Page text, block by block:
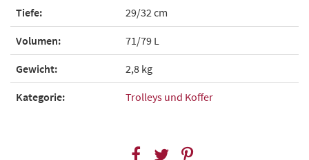
Tiefe: 29/32 cm
Volumen: 71/79 L
Gewicht: 2,8 kg
Kategorie: Trolleys und Koffer